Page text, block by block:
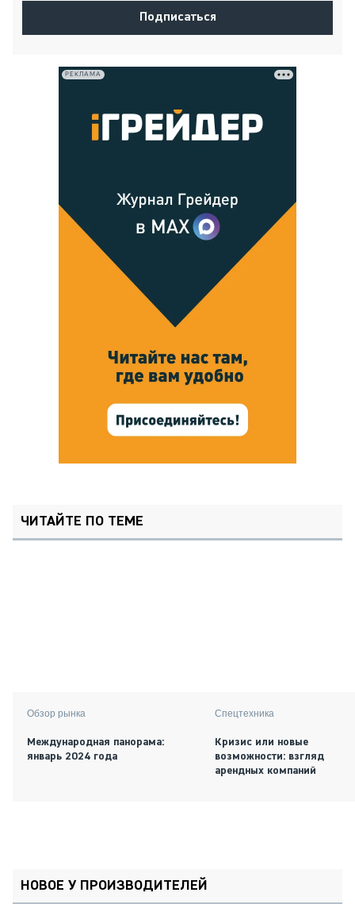
Подписаться
РЕКЛАМА
ЧИТАЙТЕ ПО ТЕМЕ
Обзор рынка
Международная панорама:
январь 2024 года
Спецтехника
Кризис или новые
возможности: взгляд
арендных компаний
НОВОЕ У ПРОИЗВОДИТЕЛЕЙ